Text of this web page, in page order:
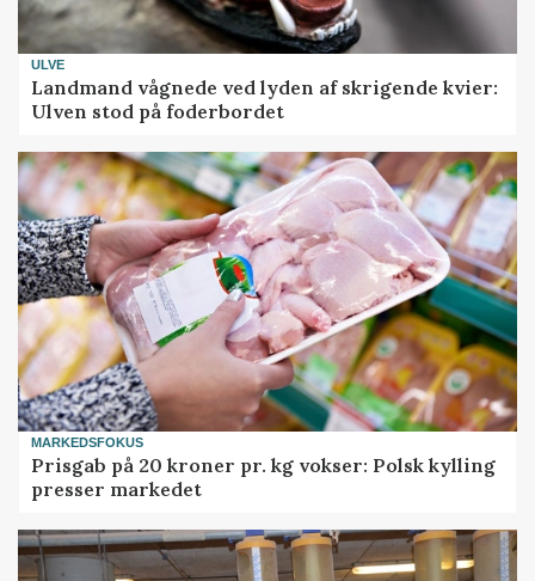
ULVE
Landmand vågnede ved lyden af skrigende kvier:
Ulven stod på foderbordet
MARKEDSFOKUS
Prisgab på 20 kroner pr. kg vokser: Polsk kylling
presser markedet